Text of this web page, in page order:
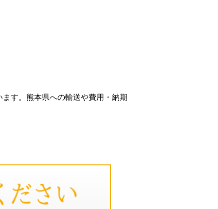
す。熊本県への輸送や費用・納期